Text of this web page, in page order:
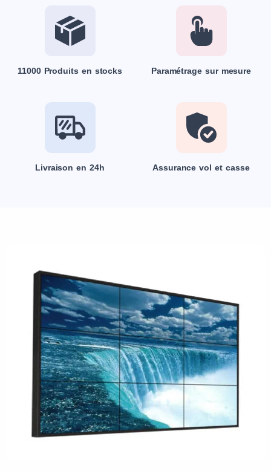
11000 Produits en stocks Paramétrage sur mesure
Livraison en 24h Assurance vol et casse